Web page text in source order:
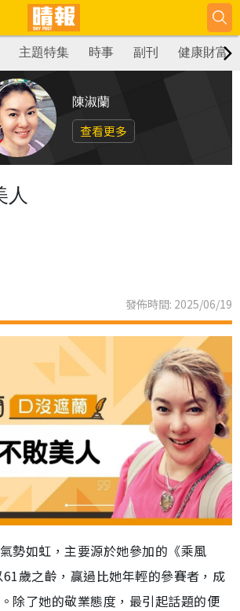
主題特集 時事 副刊 健康財富
陳淑蘭
查看更多
人
發佈時間: 2025/06/19
勢如虹，主要源於她參加的《乘風
歲之齡，贏過比她年輕的參賽者，成
除了她的敬業態度，最引起話題的便